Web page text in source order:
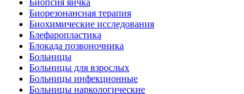
Биорезонансная терапия
Биохимические исследования
Блефаропластика
Блокада позвоночника
Больницы
Больницы для взрослых
Больницы инфекционные
Больницы наркологические